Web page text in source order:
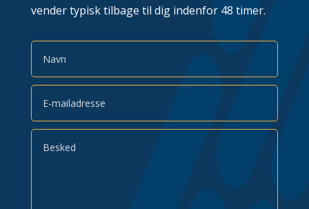
vender typisk tilbage til dig indenfor 48 timer.